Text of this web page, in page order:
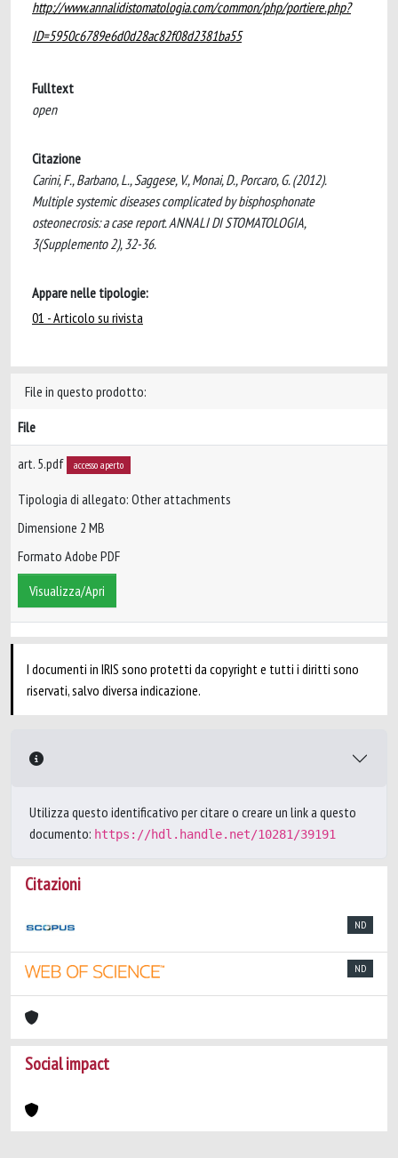
http://www.annalidistomatologia.com/common/php/portiere.php?
ID=5950c6789e6d0d28ac82f08d2381ba55
Fulltext
open
Citazione
Carini, F., Barbano, L., Saggese, V., Monai, D., Porcaro, G. (2012).
Multiple systemic diseases complicated by bisphosphonate
osteonecrosis: a case report. ANNALI DI STOMATOLOGIA,
3(Supplemento 2), 32-36.
Appare nelle tipologie:
01 - Articolo su rivista
File in questo prodotto:
File
art. 5.pdf accesso aperto
Tipologia di allegato: Other attachments
Dimensione 2 MB
Formato Adobe PDF
Visualizza/Apri
I documenti in IRIS sono protetti da copyright e tutti i diritti sono
riservati, salvo diversa indicazione.
Utilizza questo identificativo per citare o creare un link a questo
documento: https://hdl.handle.net/10281/39191
Citazioni
ND
ND
Social impact